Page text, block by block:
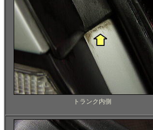
トランク内側